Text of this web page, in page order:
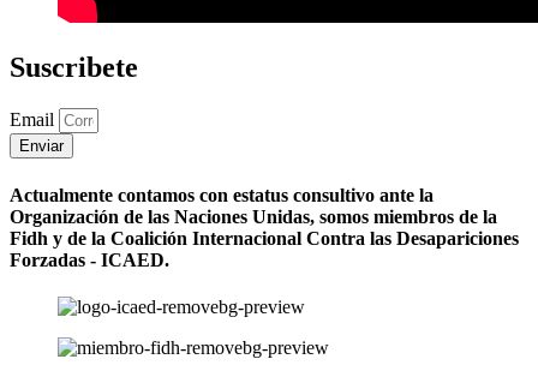
Suscribete
Email
Enviar
Actualmente contamos con estatus consultivo ante la
Organización de las Naciones Unidas, somos miembros de la
Fidh y de la Coalición Internacional Contra las Desapariciones
Forzadas - ICAED.